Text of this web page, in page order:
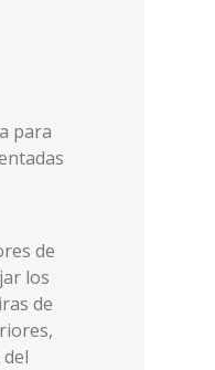
para
de
los
de